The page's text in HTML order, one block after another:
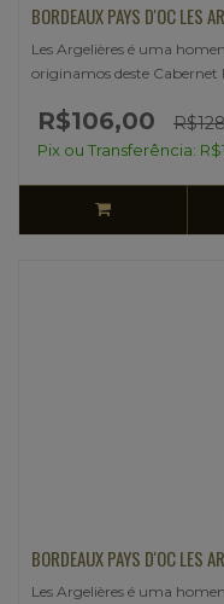
BORDEAUX PAYS D'OC
Les Argelières é uma
originamos deste Cabernet
R$106,00
Pix ou Transferência:
BORDEAUX PAYS D'OC LES
Les Argelières é uma